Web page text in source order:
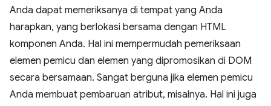
Anda dapat memeriksanya di tempat yang Anda
harapkan, yang berlokasi bersama dengan HTML
komponen Anda. Hal ini mempermudah pemeriksaan
elemen pemicu dan elemen yang dipromosikan di DOM
secara bersamaan. Sangat berguna jika elemen pemicu
Anda membuat pembaruan atribut, misalnya. Hal ini juga